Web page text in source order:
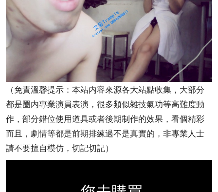
（免責溫馨提示：本站内容來源各大站點收集，大部分
都是圈内專業演員表演，很多類似雜技氣功等高難度動
作，部分錯位使用道具或者後期制作的效果，看個精彩
而且，劇情等都是前期排練過不是真實的，非專業人士
請不要擅自模仿，切記切記）